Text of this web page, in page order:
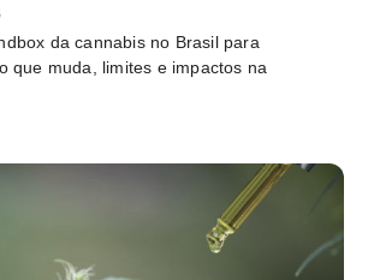
da cannabis no Brasil para
que muda, limites e impactos na